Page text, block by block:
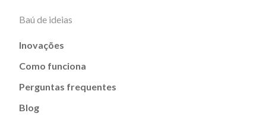
Baú de ideias
Inovações
Como funciona
Perguntas frequentes
Blog